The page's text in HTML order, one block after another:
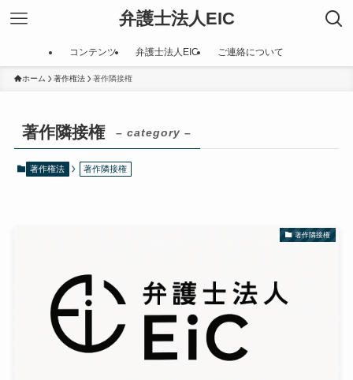
弁護士法人EIC
コンテンツ 弁護士法人EIC ご連絡について
ホーム 著作権法 著作隣接権
著作隣接権 – category –
著作権法 著作隣接権
著作隣接権